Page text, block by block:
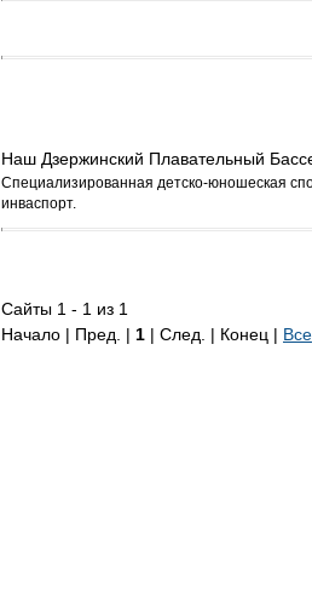
Наш Дзержинский Плавательный
Специализированная детско-юношеская
инваспорт.
Сайты 1 - 1 из 1
Начало | Пред. | 1 | След. | Конец | Все